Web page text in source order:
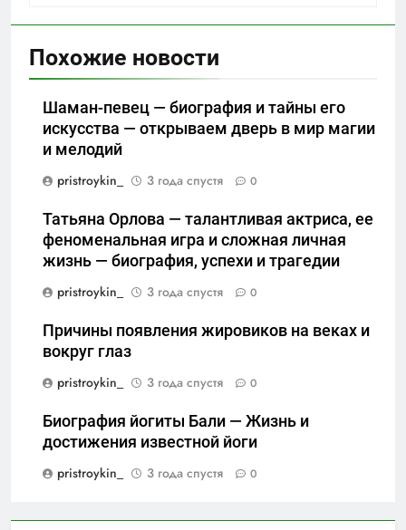
Похожие новости
Шаман-певец — биография и тайны его
искусства — открываем дверь в мир магии
и мелодий
pristroykin_
3 года спустя 0
Татьяна Орлова — талантливая актриса, ее
феноменальная игра и сложная личная
жизнь — биография, успехи и трагедии
pristroykin_
3 года спустя 0
Причины появления жировиков на веках и
вокруг глаз
pristroykin_
3 года спустя 0
Биография йогиты Бали — Жизнь и
достижения известной йоги
pristroykin_
3 года спустя 0